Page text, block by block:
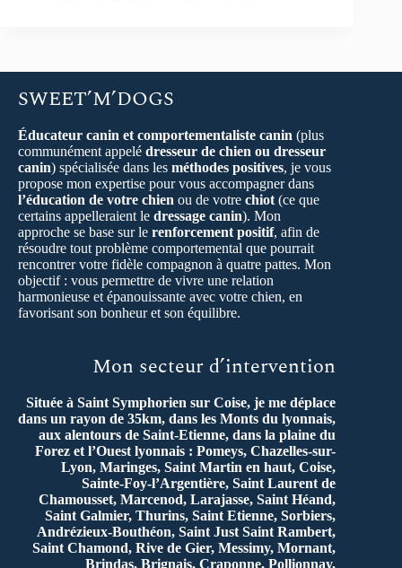
SWEET’M’DOGS
Éducateur canin et comportementaliste canin (plus
communément appelé dresseur de chien ou dresseur
canin) spécialisée dans les méthodes positives, je vous
propose mon expertise pour vous accompagner dans
l’éducation de votre chien ou de votre chiot (ce que
certains appelleraient le dressage canin). Mon
approche se base sur le renforcement positif, afin de
résoudre tout problème comportemental que pourrait
rencontrer votre fidèle compagnon à quatre pattes. Mon
objectif : vous permettre de vivre une relation
harmonieuse et épanouissante avec votre chien, en
favorisant son bonheur et son équilibre.
Mon secteur d’intervention
Située à Saint Symphorien sur Coise, je me déplace
dans un rayon de 35km, dans les Monts du lyonnais,
aux alentours de Saint-Etienne, dans la plaine du
Forez et l’Ouest lyonnais : Pomeys, Chazelles-sur-
Lyon, Maringes, Saint Martin en haut, Coise,
Sainte-Foy-l’Argentière, Saint Laurent de
Chamousset, Marcenod, Larajasse, Saint Héand,
Saint Galmier, Thurins, Saint Etienne, Sorbiers,
Andrézieux-Bouthéon, Saint Just Saint Rambert,
Saint Chamond, Rive de Gier, Messimy, Mornant,
Brindas, Brignais, Craponne, Pollionnay,